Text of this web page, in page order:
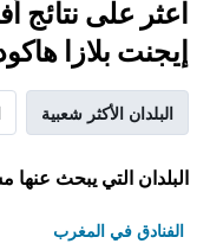
اعثر على نتائج
إيجنت بلازا
البلدان الأكثر شعبية
البلدان التي يبحث عنها
الفنادق في المغرب